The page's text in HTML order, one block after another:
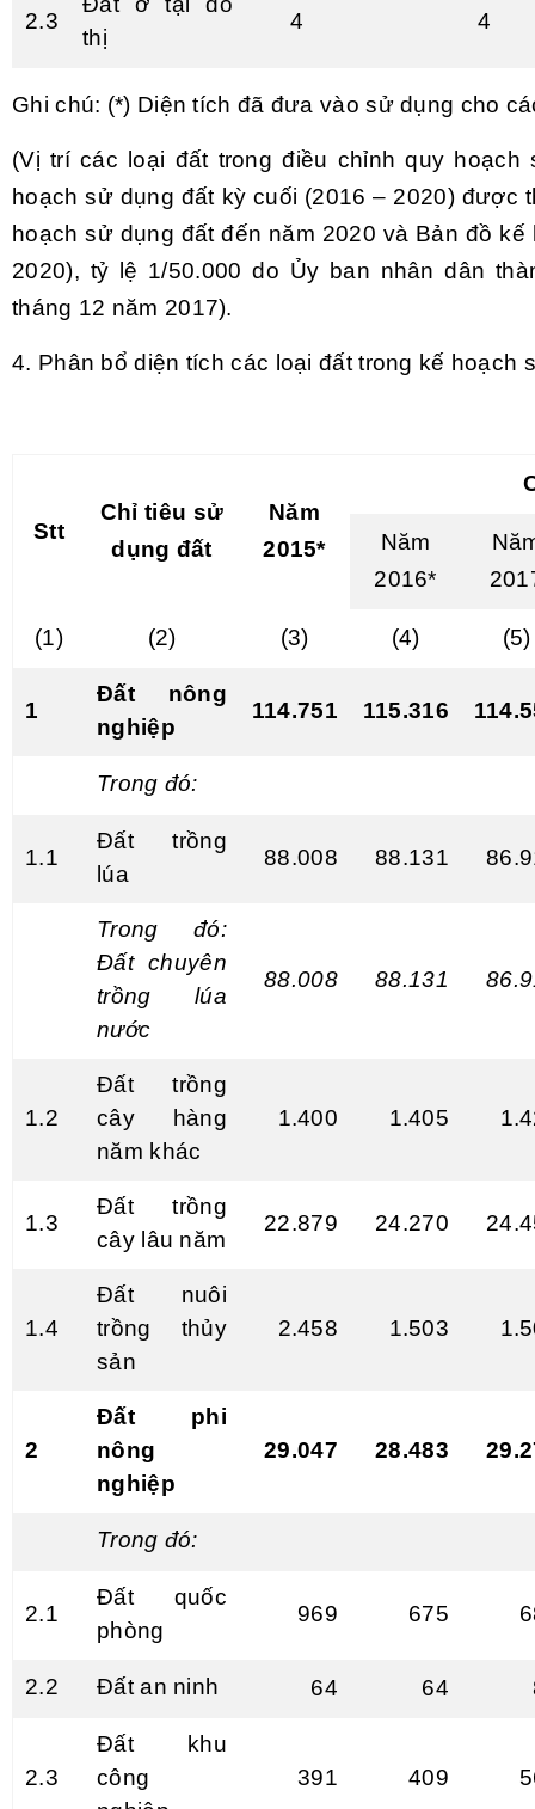
2.3
thị
4 4
Ghi chú: (*) Diện tích đã đưa vào sử dụng cho
(Vị trí các loại đất trong điều chỉnh quy
hoạch sử dụng đất kỳ cuối (2016 – 2020) được
hoạch sử dụng đất đến năm 2020 và Bản đồ
2020), tỷ lệ 1/50.000 do Ủy ban nhân dân
tháng 12 năm 2017).
4. Phân bổ diện tích các loại đất trong kế hoạch
Stt
Chỉ tiêu sử
dụng đất
Năm
2015*
Năm
2016*
(1) (2) (3) (4) (5)
1
Đất nông
nghiệp
114.751 115.316
Trong đó:
1.1
Đất trồng
lúa
88.008 88.131
Trong đó:
Đất chuyên
trồng lúa
nước
88.008 88.131
1.2
Đất trồng
cây hàng
năm khác
1.400 1.405
1.3
Đất trồng
cây lâu năm
22.879 24.270 24.
1.4
Đất nuôi
trồng thủy
sản
2.458 1.503
2
Đất phi
nông
nghiệp
29.047 28.483
Trong đó:
2.1
Đất quốc
phòng
969 675
2.2 Đất an ninh 64 64
2.3
Đất khu
công
391 409